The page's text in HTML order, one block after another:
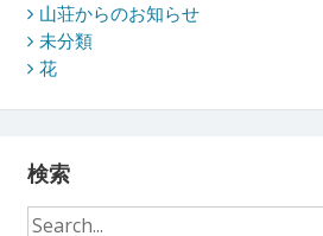
山荘からのお知らせ
未分類
花
検索